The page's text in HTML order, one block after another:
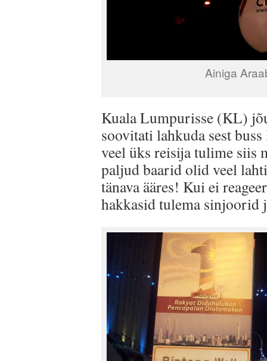
Ainiga
Kuala Lumpurisse (KL)
soovitati lahkuda sest
veel üks reisija tulime siis
paljud baarid olid veel
tänava ääres! Kui ei
hakkasid tulema sinjoorid